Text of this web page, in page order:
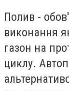
Полив -
виконання
газон на
циклу.